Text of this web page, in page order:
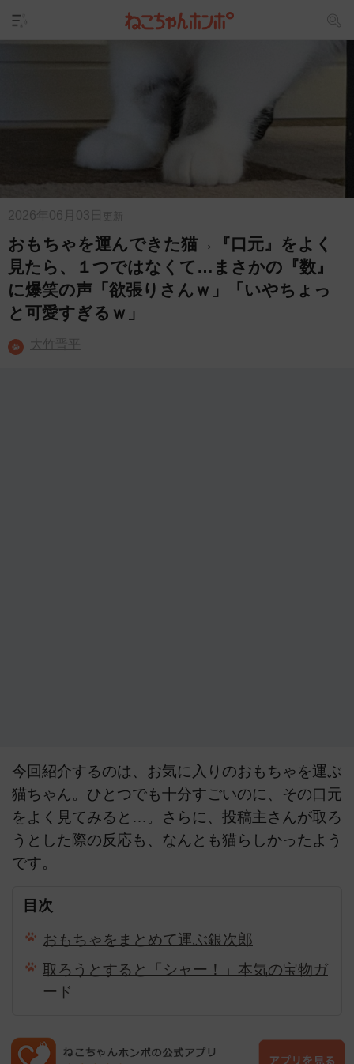
2026年06月03日 更新
おもちゃを運んできた猫→『口元』をよく
見たら、１つではなくて…まさかの『数』
に爆笑の声「欲張りさんｗ」「いやちょっ
と可愛すぎるｗ」
大竹晋平
今回紹介するのは、お気に入りのおもちゃを運ぶ
猫ちゃん。ひとつでも十分すごいのに、その口元
をよく見てみると…。さらに、投稿主さんが取ろ
うとした際の反応も、なんとも猫らしかったよう
です。
目次
おもちゃをまとめて運ぶ銀次郎
取ろうとすると「シャー！」本気の宝物ガ
ード